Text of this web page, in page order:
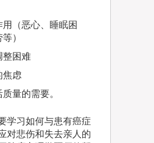
（恶心、睡眠困
）
整困难
焦虑
量的需要。
学习如何与患有癌症
对悲伤和失去亲人的